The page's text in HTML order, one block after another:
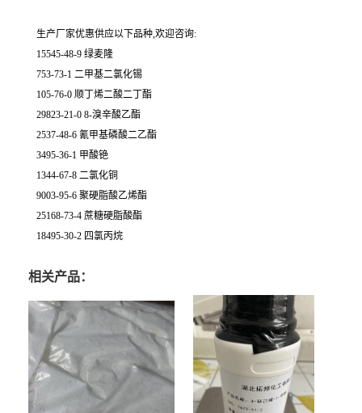
生产厂家优惠供应以下品种,欢迎咨询:
15545-48-9 绿麦隆
753-73-1 二甲基二氯化锡
105-76-0 顺丁烯二酸二丁酯
29823-21-0 8-溴辛酸乙酯
2537-48-6 氰甲基磷酸二乙酯
3495-36-1 甲酸铯
1344-67-8 二氯化铜
9003-95-6 聚硬脂酸乙烯酯
25168-73-4 蔗糖硬脂酸酯
18495-30-2 四氯丙烷
相关产品：